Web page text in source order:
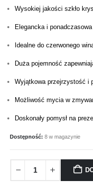
Wysokiej jakości szkło
Elegancka i
Idealne do czerwonego
Duża pojemność
Wyjątkowa przejrzystość i
Możliwość mycia w
Doskonały pomysł na
Dostępność: 8 w magazynie